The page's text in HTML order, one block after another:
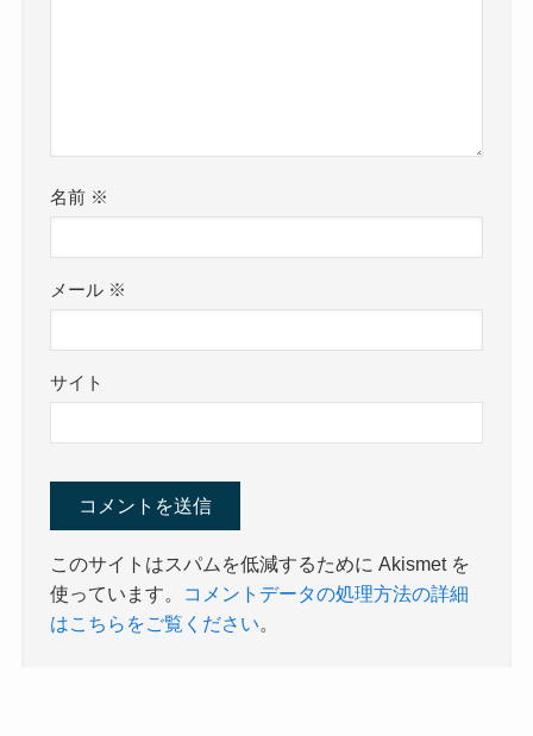
名前 ※
メール ※
サイト
このサイトはスパムを低減するために Akismet を
使っています。
コメントデータの処理方法の詳細
はこちらをご覧ください。